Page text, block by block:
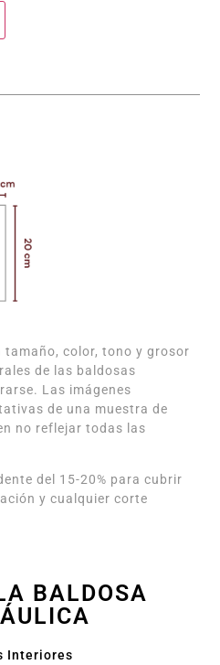
tamaño, color, tono y grosor
de las baldosas
Las imágenes
de una muestra de
no reflejar todas las
del 15-20% para cubrir
y cualquier corte
BALDOSA
Interiores